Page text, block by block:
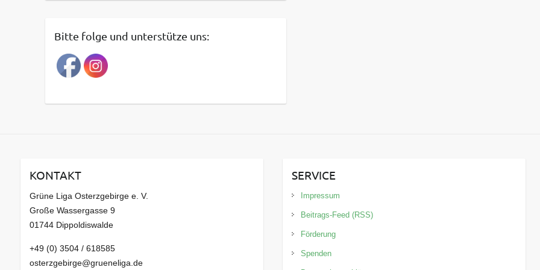
r
g
v
Bitte folge und unterstütze uns:
KONTAKT
Grüne Liga Osterzgebirge e. V.
Große Wassergasse 9
01744 Dippoldiswalde
+49 (0) 3504 / 618585
osterzgebirge@grueneliga.de
SERVICE
Impressum
Beitrags-Feed (RSS)
Förderung
Spenden